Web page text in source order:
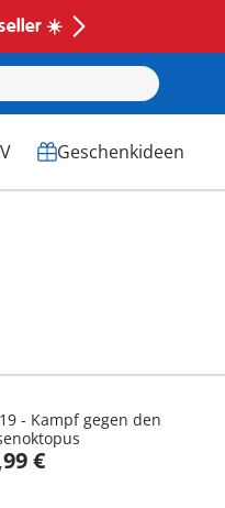
☀️
Geschenkideen
- Kampf gegen den
€
In den Warenkorb